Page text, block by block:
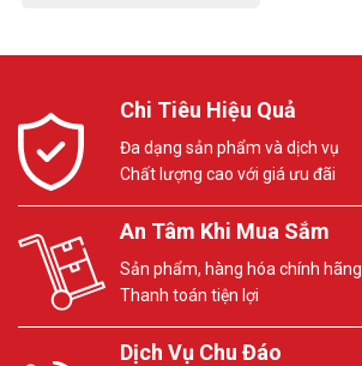
Chi Tiêu Hiệu Quả
Đa dạng sản phẩm và dịch vụ
Chất lượng cao với giá ưu đãi
An Tâm Khi Mua Sắm
Sản phẩm, hàng hóa chính hãng
Thanh toán tiện lợi
Dịch Vụ Chu Đáo